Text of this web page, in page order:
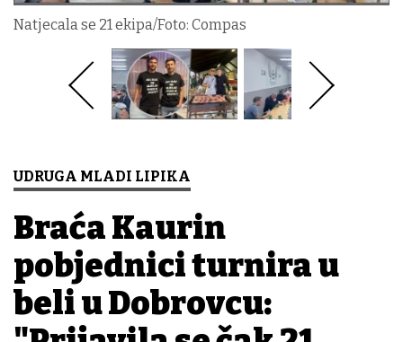
Natjecala se 21 ekipa/Foto: Compas
UDRUGA MLADI LIPIKA
Braća Kaurin
pobjednici turnira u
beli u Dobrovcu: